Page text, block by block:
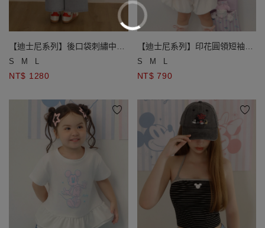
【迪士尼系列】後口袋刺繡中腰
水洗牛仔寬褲
S M L
NT$ 1280
【迪士尼系列】印花圓領短袖雙
層荷葉邊上衣(兒童款)
S M L
NT$ 790